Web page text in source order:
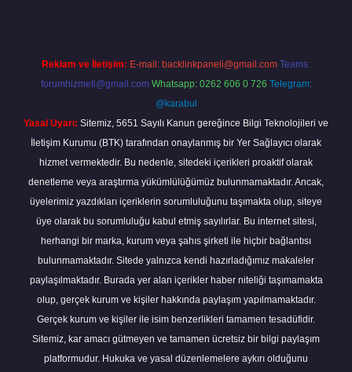
Reklam ve İletişim: E-mail: backlinkpaneli@gmail.com Teams:
forumhizmeti@gmail.com Whatsapp: 0262 606 0 726 Telegram:
@karabul
Yasal Uyarı: Sitemiz, 5651 Sayılı Kanun gereğince Bilgi Teknolojileri ve
İletişim Kurumu (BTK) tarafından onaylanmış bir Yer Sağlayıcı olarak
hizmet vermektedir. Bu nedenle, sitedeki içerikleri proaktif olarak
denetleme veya araştırma yükümlülüğümüz bulunmamaktadır. Ancak,
üyelerimiz yazdıkları içeriklerin sorumluluğunu taşımakta olup, siteye
üye olarak bu sorumluluğu kabul etmiş sayılırlar. Bu internet sitesi,
herhangi bir marka, kurum veya şahıs şirketi ile hiçbir bağlantısı
bulunmamaktadır. Sitede yalnızca kendi hazırladığımız makaleler
paylaşılmaktadır. Burada yer alan içerikler haber niteliği taşımamakta
olup, gerçek kurum ve kişiler hakkında paylaşım yapılmamaktadır.
Gerçek kurum ve kişiler ile isim benzerlikleri tamamen tesadüfidir.
Sitemiz, kar amacı gütmeyen ve tamamen ücretsiz bir bilgi paylaşım
platformudur. Hukuka ve yasal düzenlemelere aykırı olduğunu